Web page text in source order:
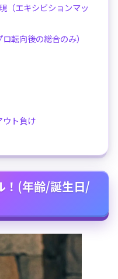
（エキシビションマッ
転向後の総合のみ）
ウト負け
！(年齢/誕生日/